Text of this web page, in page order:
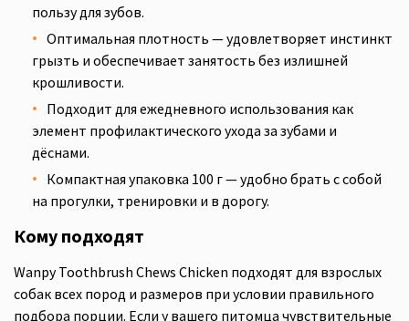
пользу для зубов.
Оптимальная плотность — удовлетворяет инстинкт
грызть и обеспечивает занятость без излишней
крошливости.
Подходит для ежедневного использования как
элемент профилактического ухода за зубами и
дёснами.
Компактная упаковка 100 г — удобно брать с собой
на прогулки, тренировки и в дорогу.
Кому подходят
Wanpy Toothbrush Chews Chicken подходят для взрослых
собак всех пород и размеров при условии правильного
подбора порции. Если у вашего питомца чувствительные